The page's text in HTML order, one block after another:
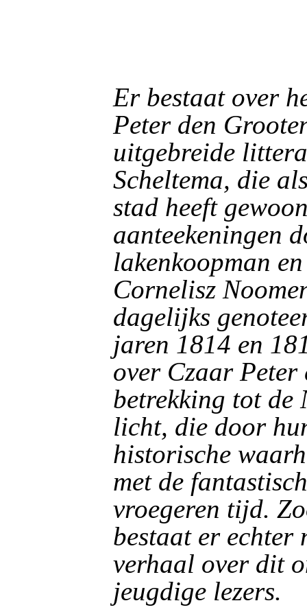
Er bestaat over
Peter den
uitgebreide
Scheltema, die
stad heeft
aanteekeningen
lakenkoopman
Cornelisz
dagelijks
jaren 1814 en
over Czaar
betrekking tot de
licht, die door
historische
met de
vroegeren tijd.
bestaat er echter
verhaal over dit
jeugdige lezers.